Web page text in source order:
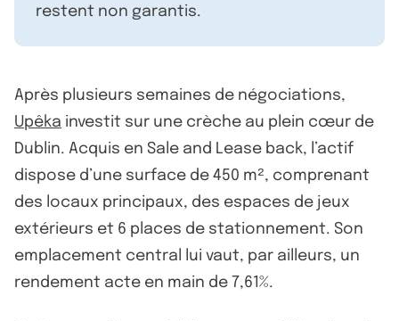
restent non garantis.
Après plusieurs semaines de négociations,
Upêka investit sur une crèche au plein cœur de
Dublin. Acquis en Sale and Lease back, l’actif
dispose d’une surface de 450 m², comprenant
des locaux principaux, des espaces de jeux
extérieurs et 6 places de stationnement. Son
emplacement central lui vaut, par ailleurs, un
rendement acte en main de 7,61%.